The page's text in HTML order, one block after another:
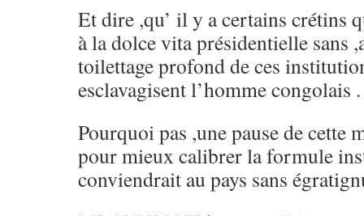
Et dire ,qu’ il y a certains crétins
à la dolce vita présidentielle sans
toilettage profond de ces
esclavagisent l’homme congolais .
Pourquoi pas ,une pause de cette
pour mieux calibrer la formule
conviendrait au pays sans